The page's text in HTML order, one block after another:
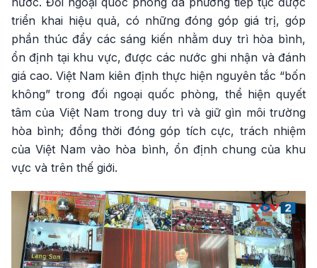
triển khai hiệu quả, có những đóng góp giá trị, góp
phần thúc đẩy các sáng kiến nhằm duy trì hòa bình,
ổn định tại khu vực, được các nước ghi nhận và đánh
giá cao. Việt Nam kiên định thực hiện nguyên tắc “bốn
không” trong đối ngoại quốc phòng, thể hiện quyết
tâm của Việt Nam trong duy trì và giữ gìn môi trường
hòa bình; đồng thời đóng góp tích cực, trách nhiệm
của Việt Nam vào hòa bình, ổn định chung của khu
vực và trên thế giới.